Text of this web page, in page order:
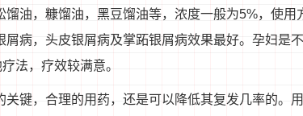
油，糠馏油，黑豆馏油等，浓度一般为5%，使用
病，头皮银屑病及掌跖银屑病效果最好。孕妇是
法，疗效较满意。
键，合理的用药，还是可以降低其复发几率的。